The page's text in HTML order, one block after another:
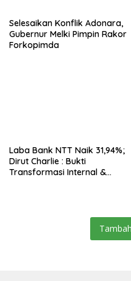
Selesaikan Konflik Adonara,
Gubernur Melki Pimpin Rakor
Forkopimda
Laba Bank NTT Naik 31,94%;
Dirut Charlie : Bukti
Transformasi Internal &